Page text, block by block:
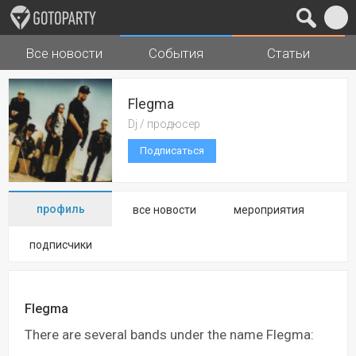
Города Музыка
Все новости События Статьи
Flegma
Dj / продюсер
Подписаться
профиль все новости мероприятия
подписчики
Flegma
There are several bands under the name Flegma: